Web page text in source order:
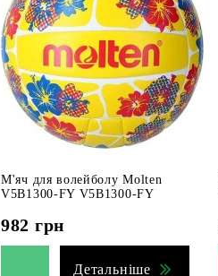
М'яч для волейболу Molten
V5B1300-FY V5B1300-FY
982 грн
Детальніше